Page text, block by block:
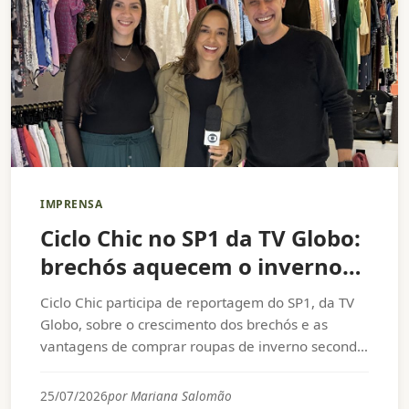
IMPRENSA
Ciclo Chic no SP1 da TV Globo:
brechós aquecem o inverno
com estilo, economia e
propósito
Ciclo Chic participa de reportagem do SP1, da TV
Globo, sobre o crescimento dos brechós e as
vantagens de comprar roupas de inverno second
25/07/2026por Mariana Salomão